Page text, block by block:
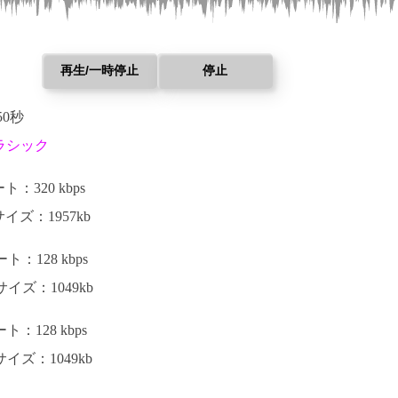
再生/一時停止 停止
秒
シック
：320 kbps
ズ：1957kb
：128 kbps
イズ：1049kb
：128 kbps
イズ：1049kb